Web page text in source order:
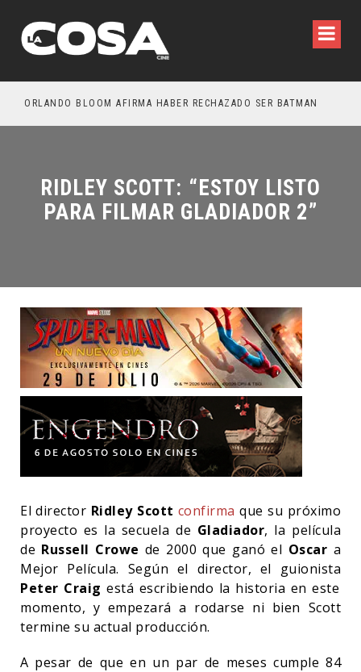
ORLANDO BLOOM AFIRMA HABER RECHAZADO SER BATMAN
RIDLEY SCOTT: “ESTOY LISTO
PARA FILMAR GLADIADOR 2”
El director Ridley Scott confirma que su próximo
proyecto es la secuela de Gladiador, la película
de Russell Crowe de 2000 que ganó el Oscar a
Mejor Película. Según el director, el guionista
Peter Craig está escribiendo la historia en este
momento, y empezará a rodarse ni bien Scott
termine su actual producción.
A pesar de que en un par de meses cumple 84